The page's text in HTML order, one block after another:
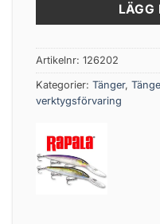
LÄGG
Artikelnr: 126202
Kategorier: Tänger,
verktygsförvaring